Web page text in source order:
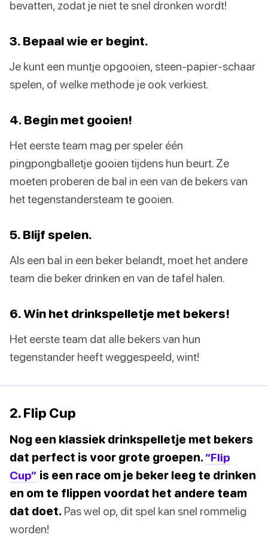
bevatten, zodat je niet te snel dronken wordt!
3. Bepaal wie er begint.
Je kunt een muntje opgooien, steen-papier-schaar
spelen, of welke methode je ook verkiest.
4. Begin met gooien!
Het eerste team mag per speler één
pingpongballetje gooien tijdens hun beurt. Ze
moeten proberen de bal in een van de bekers van
het tegenstandersteam te gooien.
5. Blijf spelen.
Als een bal in een beker belandt, moet het andere
team die beker drinken en van de tafel halen.
6. Win het drinkspelletje met bekers!
Het eerste team dat alle bekers van hun
tegenstander heeft weggespeeld, wint!
2. Flip Cup
Nog een klassiek drinkspelletje met bekers
dat perfect is voor grote groepen. “Flip
Cup” is een race om je beker leeg te drinken
en om te flippen voordat het andere team
dat doet. Pas wel op, dit spel kan snel rommelig
worden!